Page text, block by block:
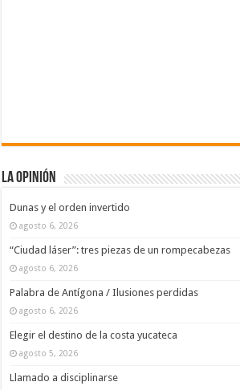
La Opinión
Dunas y el orden invertido
agosto 6, 2026
“Ciudad láser”: tres piezas de un rompecabezas
agosto 6, 2026
Palabra de Antígona / Ilusiones perdidas
agosto 6, 2026
Elegir el destino de la costa yucateca
agosto 5, 2026
Llamado a disciplinarse